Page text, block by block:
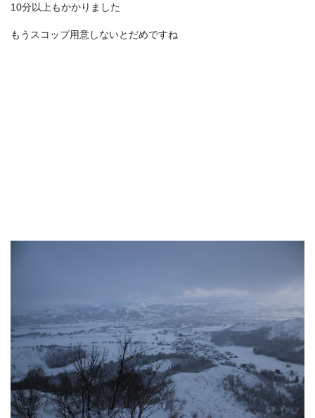
10分以上もかかりました
もうスコップ用意しないとだめですね